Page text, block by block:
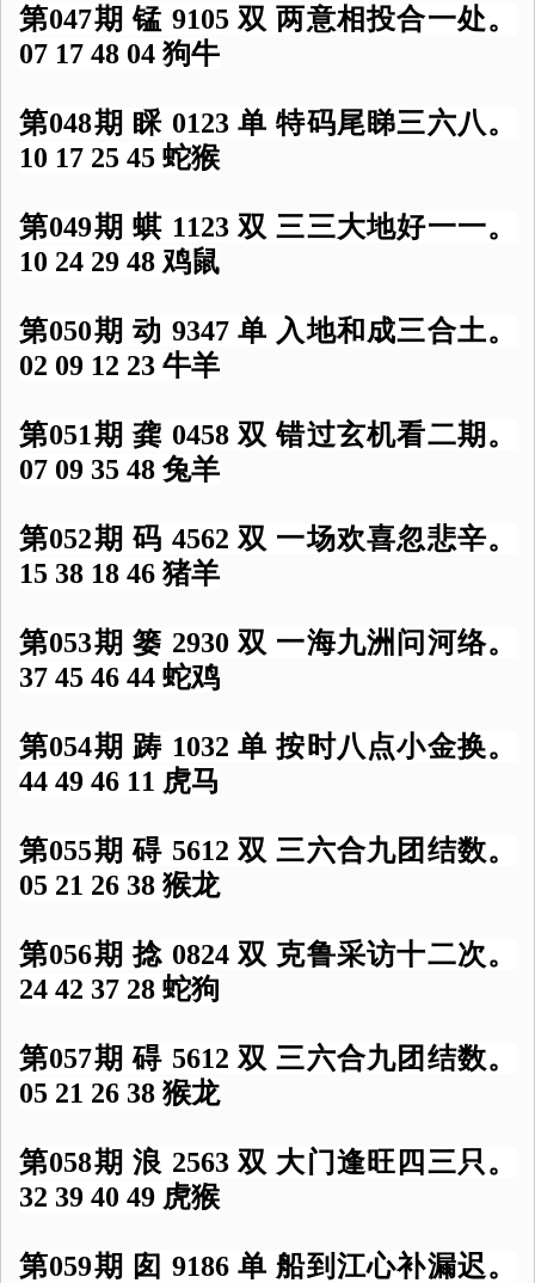
第047期 锰 9105 双 两意相投合一处。
07 17 48 04 狗牛
第048期 睬 0123 单 特码尾睇三六八。
10 17 25 45 蛇猴
第049期 蜞 1123 双 三三大地好一一。
10 24 29 48 鸡鼠
第050期 动 9347 单 入地和成三合土。
02 09 12 23 牛羊
第051期 龚 0458 双 错过玄机看二期。
07 09 35 48 兔羊
第052期 码 4562 双 一场欢喜忽悲辛。
15 38 18 46 猪羊
第053期 篓 2930 双 一海九洲问河络。
37 45 46 44 蛇鸡
第054期 踌 1032 单 按时八点小金换。
44 49 46 11 虎马
第055期 碍 5612 双 三六合九团结数。
05 21 26 38 猴龙
第056期 捻 0824 双 克鲁采访十二次。
24 42 37 28 蛇狗
第057期 碍 5612 双 三六合九团结数。
05 21 26 38 猴龙
第058期 浪 2563 双 大门逢旺四三只。
32 39 40 49 虎猴
第059期 囱 9186 单 船到江心补漏迟。